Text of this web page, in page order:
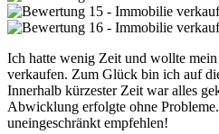
Ich hatte wenig Zeit und wollte
verkaufen. Zum Glück bin ich auf
Innerhalb kürzester Zeit war alles
Abwicklung erfolgte ohne
uneingeschränkt empfehlen!